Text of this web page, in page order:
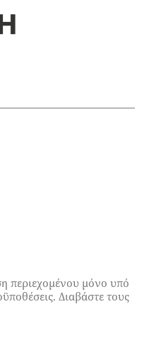
περιεχομένου μόνο υπό
Διαβάστε τους